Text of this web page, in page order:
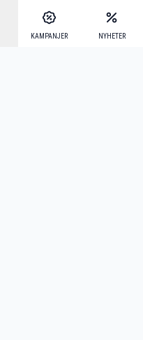
KAMPANJER NYHETER